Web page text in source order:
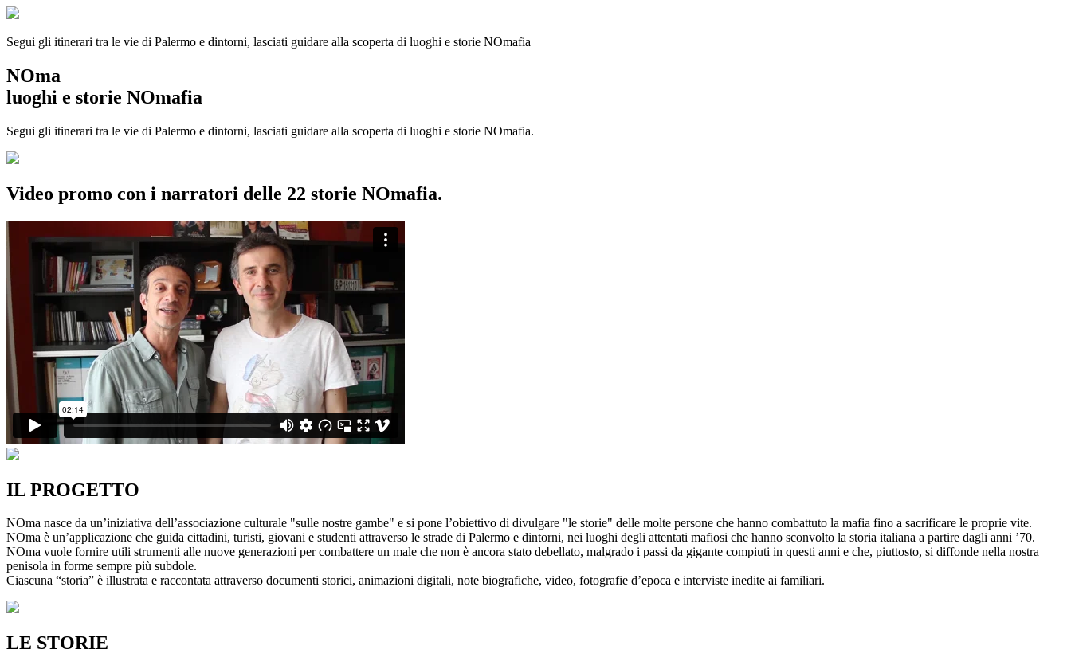
Segui gli itinerari tra le vie di Palermo e dintorni, lasciati guidare alla scoperta di luoghi e storie NOmafia
NOma
luoghi e storie NOmafia
Segui gli itinerari tra le vie di Palermo e dintorni, lasciati guidare alla scoperta di luoghi e storie NOmafia.
Video promo con i narratori delle 22 storie NOmafia.
IL PROGETTO
NOma nasce da un’iniziativa dell’associazione culturale "sulle nostre gambe" e si pone l’obiettivo di divulgare "le storie" delle molte persone che hanno combattuto la mafia fino a sacrificare le proprie vite.
NOma è un’applicazione che guida cittadini, turisti, giovani e studenti attraverso le strade di Palermo e dintorni, nei luoghi degli attentati mafiosi che hanno sconvolto la storia italiana a partire dagli anni ’70.
NOma vuole fornire utili strumenti alle nuove generazioni per combattere un male che non è ancora stato debellato, malgrado i passi da gigante compiuti in questi anni e che, piuttosto, si diffonde nella nostra
penisola in forme sempre più subdole.
Ciascuna “storia” è illustrata e raccontata attraverso documenti storici, animazioni digitali, note biografiche, video, fotografie d’epoca e interviste inedite ai familiari.
LE STORIE